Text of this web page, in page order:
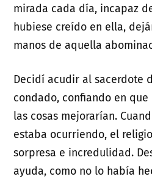
mirada cada día, incapaz
hubiese creído en ella,
manos de aquella
Decidí acudir al sacerdote
condado, confiando en
las cosas mejorarían.
estaba ocurriendo, el
sorpresa e incredulidad.
ayuda, como no lo había